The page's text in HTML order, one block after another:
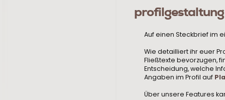
profilgestaltung
Auf einen Steckbrief im
Wie detailliert ihr euer
Fließtexte bevorzugen,
Entscheidung, welche
Angaben im Profil auf
Über unsere Features